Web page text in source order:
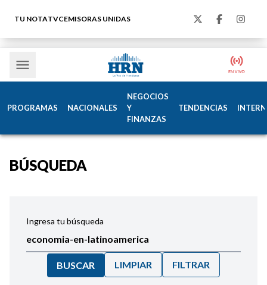
TU NOTATVCEMISORAS UNIDAS
PROGRAMAS NACIONALES
NEGOCIOS
Y
FINANZAS
TENDENCIAS
BÚSQUEDA
Ingresa tu búsqueda
BUSCAR LIMPIAR FILTRAR